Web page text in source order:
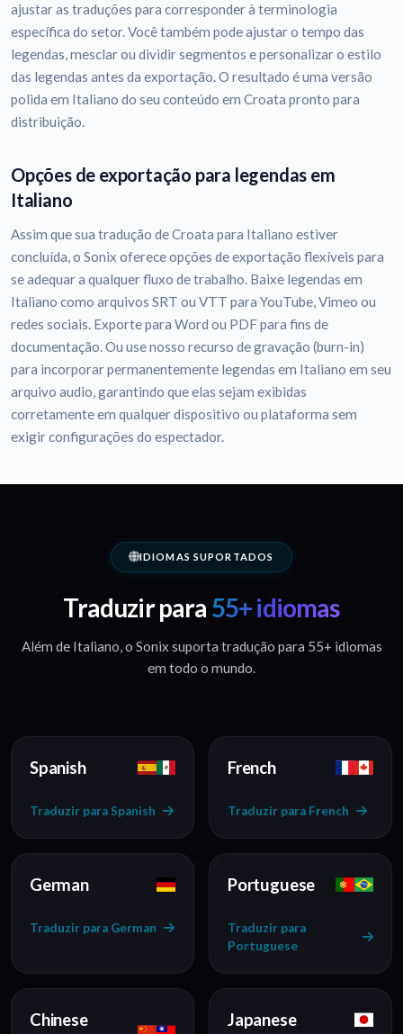
ajustar as traduções para corresponder à terminologia
específica do setor. Você também pode ajustar o tempo das
legendas, mesclar ou dividir segmentos e personalizar o estilo
das legendas antes da exportação. O resultado é uma versão
polida em Italiano do seu conteúdo em Croata pronto para
distribuição.
Opções de exportação para legendas em
Italiano
Assim que sua tradução de Croata para Italiano estiver
concluída, o Sonix oferece opções de exportação flexíveis para
se adequar a qualquer fluxo de trabalho. Baixe legendas em
Italiano como arquivos SRT ou VTT para YouTube, Vimeo ou
redes sociais. Exporte para Word ou PDF para fins de
documentação. Ou use nosso recurso de gravação (burn-in)
para incorporar permanentemente legendas em Italiano em seu
arquivo audio, garantindo que elas sejam exibidas
corretamente em qualquer dispositivo ou plataforma sem
exigir configurações do espectador.
IDIOMAS SUPORTADOS
Traduzir para 55+ idiomas
Além de Italiano, o Sonix suporta tradução para 55+ idiomas
em todo o mundo.
Spanish
Traduzir para Spanish
French
Traduzir para French
German
Traduzir para German
Portuguese
Traduzir para
Portuguese
Chinese
Japanese